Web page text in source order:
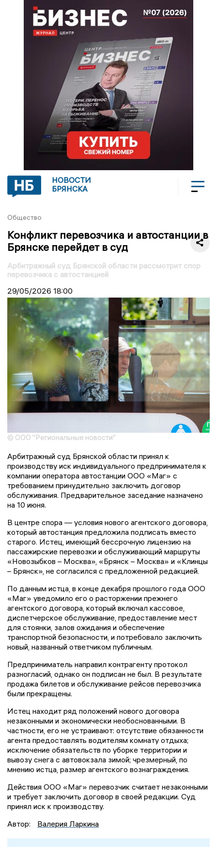
НОВОСТИ
БРЯНСКА
Общество
Конфликт перевозчика и автостанции в
Брянске перейдет в суд
Арбитражный суд Брянской области рассмотрит спор
перевозчика с автостанцией
29/05/2026 18:00
© ООО "Региональные новости"
Арбитражный суд Брянской области принял к
производству иск индивидуального предпринимателя к
компании оператора автостанции ООО «Маг» с
требованием принудительно заключить договор
обслуживания. Предварительное заседание назначено
на 10 июня.
В центре спора — условия нового агентского договора,
который автостанция предложила подписать вместо
старого. Истец, имеющий бессрочную лицензию на
пассажирские перевозки и обслуживающий маршруты
«Новозыбков – Москва», «Брянск – Москва» и «Клинцы
– Брянск», не согласился с предложенной редакцией.
По данным истца, в конце декабря прошлого года ООО
«Маг» уведомило его о расторжении прежнего
агентского договора, который включал кассовое,
диспетчерское обслуживание, предоставление мест
для стоянки, залов ожидания и обеспечение
транспортной безопасности, и потребовало заключить
новый, названный ответчиком публичным.
Предприниматель направил контрагенту протокол
разногласий, однако он подписан не был. В результате
продажа билетов и обслуживание рейсов перевозчика
были прекращены.
Истец находит ряд положений нового договора
незаконными и экономически необоснованными. В
частности, его не устраивают: отсутствие обязанности
агента предоставлять водителям комнату отдыха;
исключение обязательств по уборке территории и
вывозу снега с автовокзала зимой; чрезмерный, по
мнению истца, размер агентского вознаграждения.
Действия ООО «Маг» перевозчик считает незаконными
и требует заключить договор в своей редакции. Суд
принял иск к производству.
Автор:
Валерия Ларкина